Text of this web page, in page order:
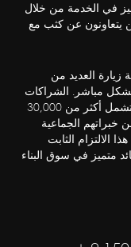
في الخدمة من خلال
يتعاونون عن كثب مع
زيارة العديد من
مباشر. الشراكات
الاستراتيجية مع المصانع الرائدة توسع نطاقنا لتشمل أكثر من 30,000
الجماعية
الالتزام الثابت
متميز في سوق البناء